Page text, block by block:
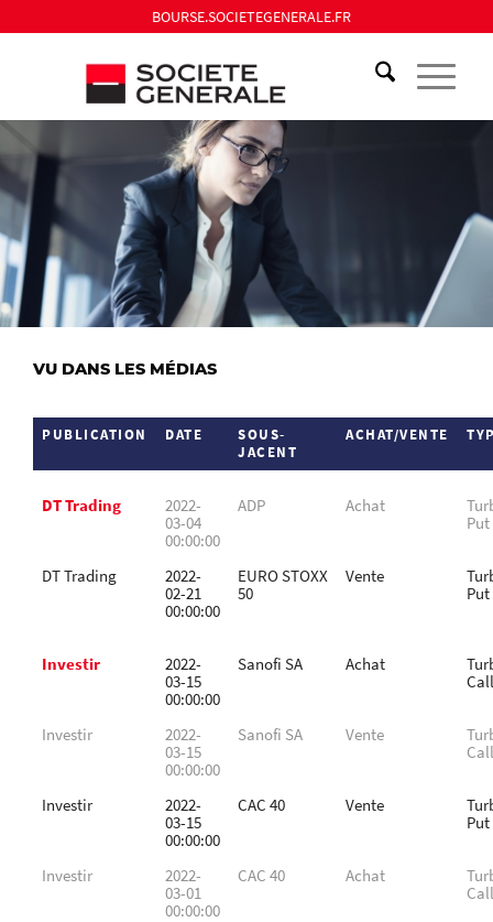
BOURSE.SOCIETEGENERALE.FR
VU DANS LES MÉDIAS
PUBLICATION DATE
SOUS-
JACENT
ACHAT/VENTE
DT Trading
2022-
03-04
00:00:00
ADP Achat
Put
DT Trading
2022-
02-21
00:00:00
EURO STOXX
50
Vente
Put
Investir
2022-
03-15
00:00:00
Sanofi SA Achat
Call
Investir
2022-
03-15
00:00:00
Sanofi SA Vente
Call
Investir
2022-
03-15
00:00:00
CAC 40 Vente
Put
Investir
2022-
03-01
00:00:00
CAC 40 Achat
Call